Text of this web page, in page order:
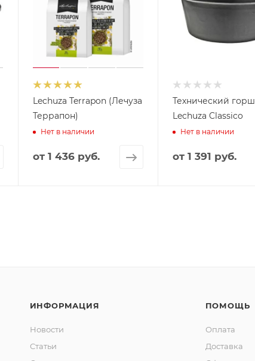
Lechuza Terrapon (Лечуза
Террапон)
Нет в наличии
от 1 436 руб.
Технический
Lechuza Classico
Нет в наличии
от1 391 руб.
ИНФОРМАЦИЯ
Новости
Статьи
ПОМОЩЬ
Оплата
Доставка